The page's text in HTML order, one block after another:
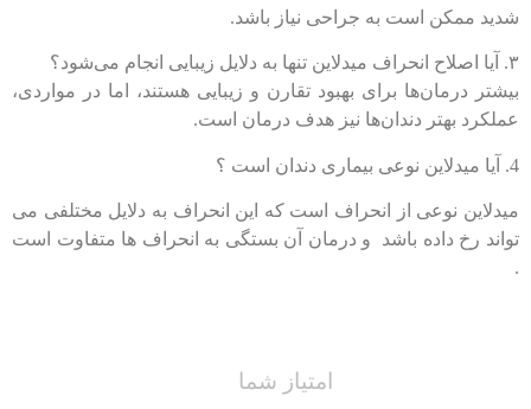
شدید ممکن است به جراحی نیاز باشد.
۳. آیا اصلاح انحراف میدلاین تنها به دلایل زیبایی انجام می‌شود؟
بیشتر درمان‌ها برای بهبود تقارن و زیبایی هستند، اما در مواردی،
عملکرد بهتر دندان‌ها نیز هدف درمان است.
4. آیا میدلاین نوعی بیماری دندان است ؟
میدلاین نوعی از انحراف است که این انحراف به دلایل مختلفی می
تواند رخ داده باشد و درمان آن بستگی به انحراف ها متفاوت است
.
امتیاز شما